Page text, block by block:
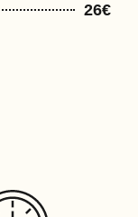
26€